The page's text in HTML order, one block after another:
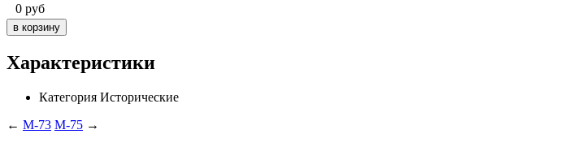
0 руб
Характеристики
Категория Исторические
← M-73 M-75 →